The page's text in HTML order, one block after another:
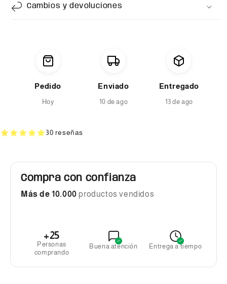
Cambios y devoluciones
Pedido
Hoy
Enviado
10 de ago
Entregado
13 de ago
30 reseñas
Compra con confianza
Más de 10.000 productos vendidos
+25
Personas
comprando
Buena atención Entrega a tiempo